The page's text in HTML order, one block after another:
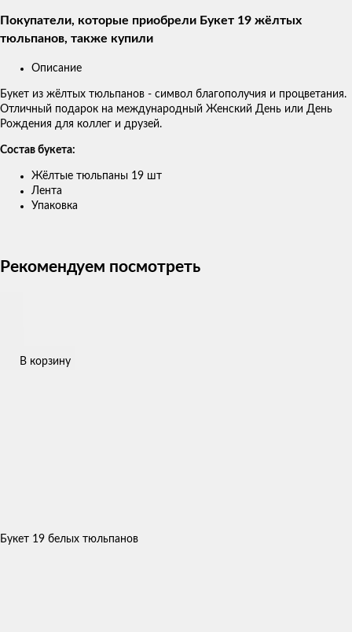
Покупатели, которые приобрели Букет 19 жёлтых
тюльпанов, также купили
Описание
Букет из жёлтых тюльпанов - символ благополучия и процветания.
Отличный подарок на международный Женский День или День
Рождения для коллег и друзей.
Состав букета:
Жёлтые тюльпаны 19 шт
Лента
Упаковка
Рекомендуем посмотреть
В корзину
Букет 19 белых тюльпанов